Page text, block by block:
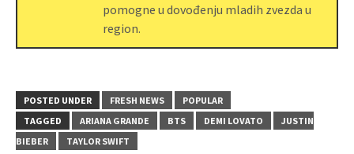
pomogne u dovođenju mladih zvezda u
region.
POSTED UNDER FRESH NEWS
POPULAR
TAGGED
ARIANA GRANDE BTS DEMI LOVATO
JUSTIN
BIEBER
TAYLOR SWIFT